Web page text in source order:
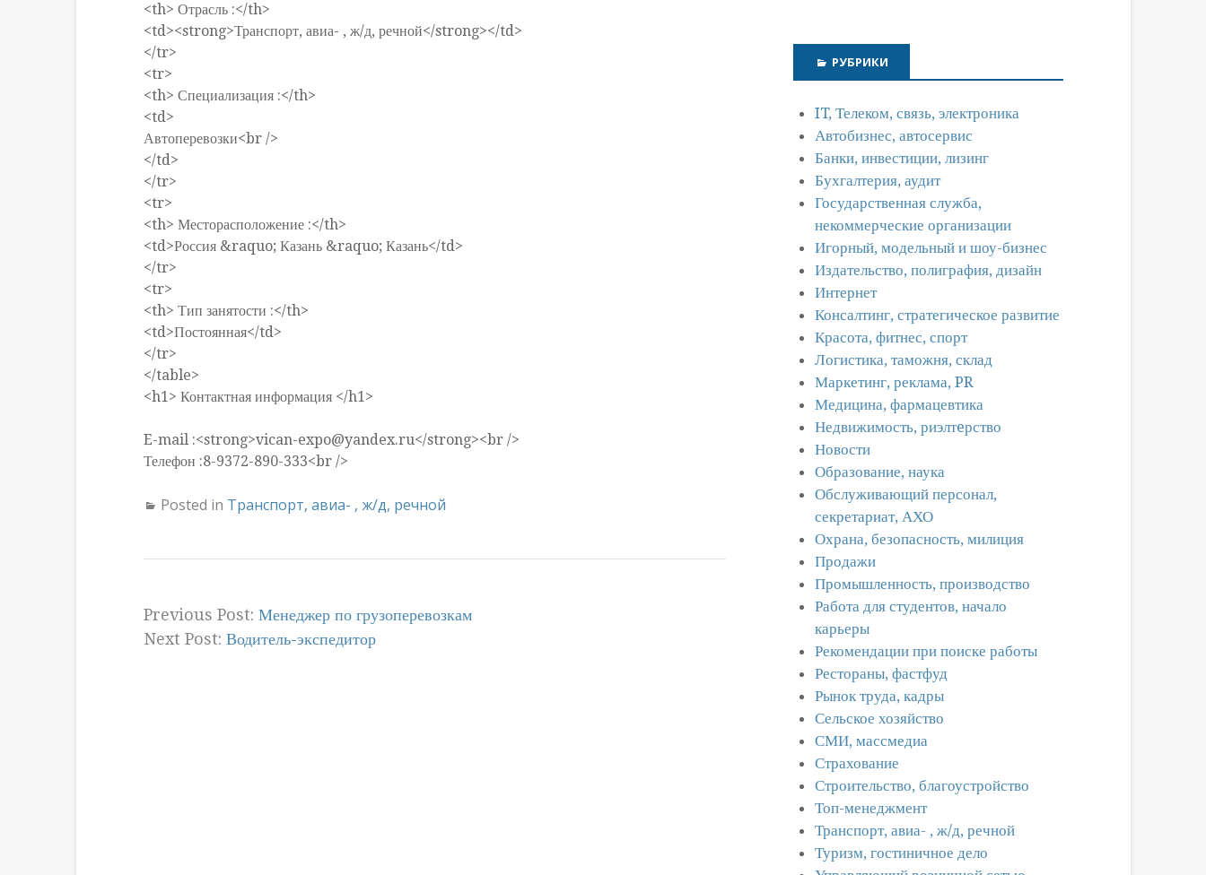
<th> Отрасль :</th>
<td><strong>Транспорт, авиа- , ж/д, речной</strong></td>
</tr>
<tr>
<th> Специализация :</th>
<td>
Автоперевозки<br />
</td>
</tr>
<tr>
<th> Месторасположение :</th>
<td>Россия &raquo; Казань &raquo; Казань</td>
</tr>
<tr>
<th> Тип занятости :</th>
<td>Постоянная</td>
</tr>
</table>
<h1> Контактная информация </h1>
E-mail :<strong>vican-expo@yandex.ru</strong><br />
Телефон :8-9372-890-333<br />
Posted in Транспорт, авиа- , ж/д, речной
Previous Post: Менеджер по грузоперевозкам
Next Post: Водитель-экспедитор
РУБРИКИ
IT, Телеком, связь, электроника
Автобизнес, автосервис
Банки, инвестиции, лизинг
Бухгалтерия, аудит
Государственная служба,
некоммерческие организации
Игорный, модельный и шоу-бизнес
Издательство, полиграфия, дизайн
Интернет
Консалтинг, стратегическое развитие
Красота, фитнес, спорт
Логистика, таможня, склад
Маркетинг, реклама, PR
Медицина, фармацевтика
Недвижимость, риэлтeрство
Новости
Образование, наука
Обслуживающий персонал,
секретариат, АХО
Охрана, безопасность, милиция
Продажи
Промышленность, производство
Работа для студентов, начало
карьеры
Рекомендации при поиске работы
Рестораны, фастфуд
Рынок труда, кадры
Сельское хозяйство
СМИ, массмедиа
Страхование
Строительство, благоустройство
Топ-менеджмент
Транспорт, авиа- , ж/д, речной
Туризм, гостиничное дело